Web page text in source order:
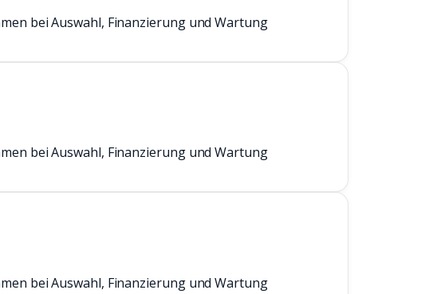
bei Auswahl, Finanzierung und Wartung
bei Auswahl, Finanzierung und Wartung
bei Auswahl, Finanzierung und Wartung